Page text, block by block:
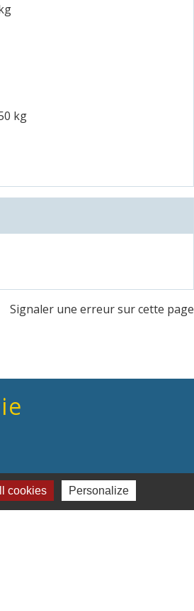
kg
Signaler une erreur sur cette page
cookies Personalize